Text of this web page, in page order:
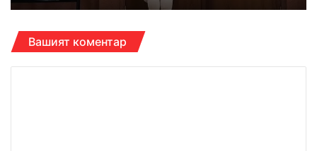
Вашият коментар